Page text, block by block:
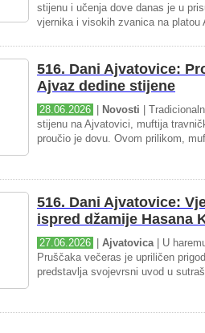
stijenu i učenja dove danas je u
vjernika i visokih zvanica na platou
516. Dani Ajvatovice:
Ajvaz dedine stijene
28.06.2026 Novosti |
stijenu na Ajvatovici, muftija
proučio je dovu. Ovom prilikom,
516. Dani Ajvatovice:
ispred džamije Hasana
27.06.2026 Ajvatovica| U
Pruščaka večeras je upriličen
predstavlja svojevrsni uvod u